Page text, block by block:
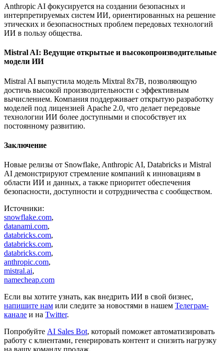
Anthropic AI фокусируется на создании безопасных и
интерпретируемых систем ИИ, ориентированных на решение
этических и безопасностных проблем передовых технологий
ИИ в пользу общества.
Mistral AI: Ведущие открытые и высокопроизводительные
модели ИИ
Mistral AI выпустила модель Mixtral 8x7B, позволяющую
достичь высокой производительности с эффективным
вычислением. Компания поддерживает открытую разработку
моделей под лицензией Apache 2.0, что делает передовые
технологии ИИ более доступными и способствует их
постоянному развитию.
Заключение
Новые релизы от Snowflake, Anthropic AI, Databricks и Mistral
AI демонстрируют стремление компаний к инновациям в
области ИИ и данных, а также приоритет обеспечения
безопасности, доступности и сотрудничества с сообществом.
Источники:
snowflake.com,
datanami.com,
databricks.com,
databricks.com,
databricks.com,
anthropic.com,
mistral.ai,
namecheap.com
Если вы хотите узнать, как внедрить ИИ в свой бизнес,
напишите нам или следите за новостями в нашем Телеграм-
канале и на Twitter.
Попробуйте AI Sales Bot, который поможет автоматизировать
работу с клиентами, генерировать контент и снизить нагрузку